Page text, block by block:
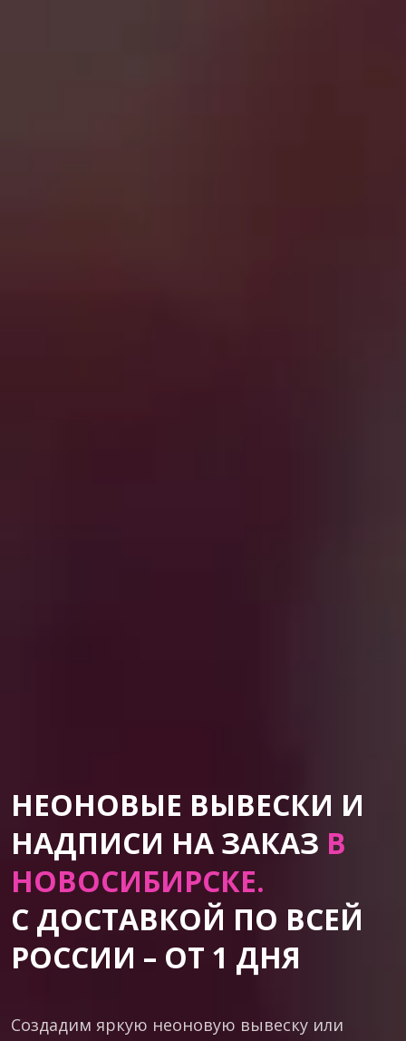
НЕОНОВЫЕ ВЫВЕСКИ И
НАДПИСИ НА ЗАКАЗ В
НОВОСИБИРСКЕ.
С ДОСТАВКОЙ ПО ВСЕЙ
РОССИИ – ОТ 1 ДНЯ
Создадим яркую неоновую вывеску или